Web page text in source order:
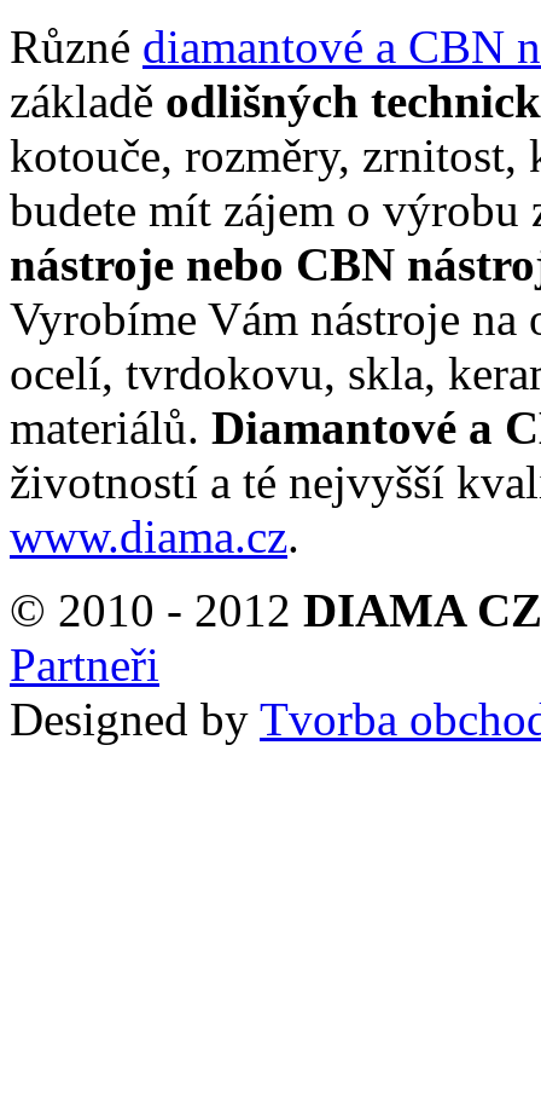
Různé diamantové a CBN
základě odlišných
kotouče, rozměry, zrnitost,
budete mít zájem o výrobu
nástroje nebo CBN
Vyrobíme Vám nástroje na
ocelí, tvrdokovu, skla,
materiálů. Diamantové a
životností a té nejvyšší
www.diama.cz.
© 2010 - 2012 DIAMA
Partneři
Designed by Tvorba